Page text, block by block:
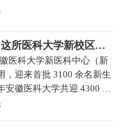
diverse mice "的研究
投资 67 亿，这所医科大学新校区启用
医科大学新医科中心（新
，迎来首批 3100 余名新生
安徽医科大学共迎 4300 余
的 2024 级本科新生入学。